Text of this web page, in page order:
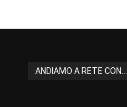
ANDIAMO A RETE CON...